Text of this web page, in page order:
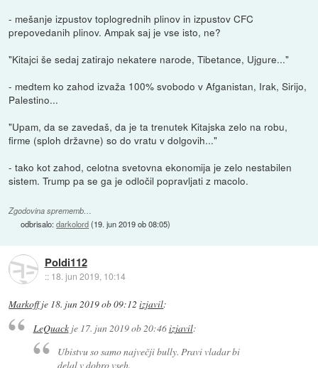
- mešanje izpustov toplogrednih plinov in izpustov CFC
prepovedanih plinov. Ampak saj je vse isto, ne?
"Kitajci še sedaj zatirajo nekatere narode, Tibetance, Ujgure..."
- medtem ko zahod izvaža 100% svobodo v Afganistan, Irak, Sirijo,
Palestino...
"Upam, da se zavedaš, da je ta trenutek Kitajska zelo na robu,
firme (sploh državne) so do vratu v dolgovih..."
- tako kot zahod, celotna svetovna ekonomija je zelo nestabilen
sistem. Trump pa se ga je odločil popravljati z macolo.
Zgodovina sprememb…
odbrisalo:darkolord(19. jun 2019 ob 08:05)
Poldi112
:: 18. jun 2019, 10:14
Markoffje 18. jun 2019 ob 09:12 izjavil:
LeQuackje 17. jun 2019 ob 20:46izjavil:
Ubistvu so samo največji bully. Pravi vladar bi
delal v dobro vseh.